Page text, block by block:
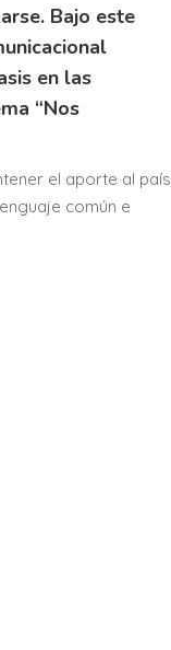
Bajo este
en las
“Nos
el aporte al país
común e